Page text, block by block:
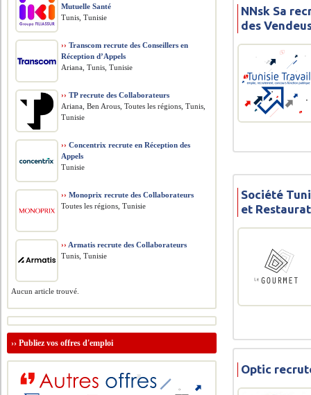
NNsk Sa
des
Société
et
Optic
Mutuelle Santé
Tunis, Tunisie
›› Transcom recrute des Conseillers en
Réception d’Appels
Ariana, Tunis, Tunisie
›› TP recrute des Collaborateurs
Ariana, Ben Arous, Toutes les régions, Tunis,
Tunisie
›› Concentrix recrute en Réception des
Appels
Tunisie
›› Monoprix recrute des Collaborateurs
Toutes les régions, Tunisie
›› Armatis recrute des Collaborateurs
Tunis, Tunisie
Aucun article trouvé.
››Publiez vos offres d'emploi